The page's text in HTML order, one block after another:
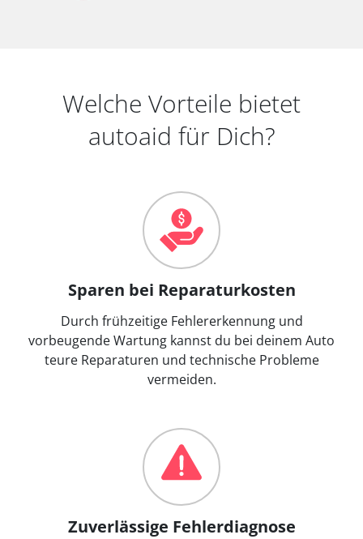
Welche Vorteile bietet
autoaid für Dich?
Sparen bei Reparaturkosten
Durch frühzeitige Fehlererkennung und
vorbeugende Wartung kannst du bei deinem Auto
teure Reparaturen und technische Probleme
vermeiden.
Zuverlässige Fehlerdiagnose